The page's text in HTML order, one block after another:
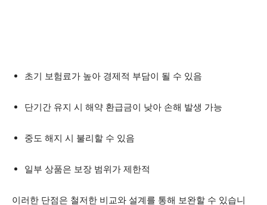
초기 보험료가 높아 경제적 부담이 될 수 있음
단기간 유지 시 해약 환급금이 낮아 손해 발생 가능
중도 해지 시 불리할 수 있음
일부 상품은 보장 범위가 제한적
이러한 단점은 철저한 비교와 설계를 통해 보완할 수 있습니